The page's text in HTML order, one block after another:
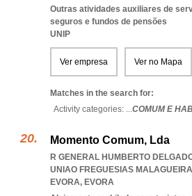
Outras atividades auxiliares de
seguros e fundos de pensões
UNIP
Ver empresa Ver no Mapa
Matches in the search for:
Activity categories: ...COMUM E
Momento Comum, Lda
R GENERAL HUMBERTO
UNIAO FREGUESIAS
EVORA, EVORA